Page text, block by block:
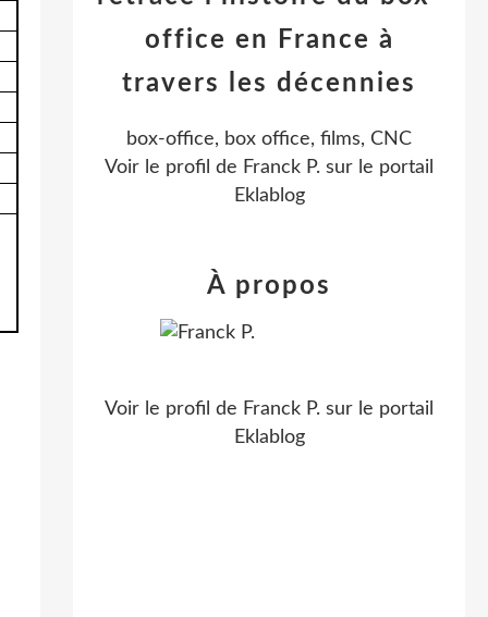
office en France à
travers les décennies
box-office, box office, films, CNC
Voir le profil de Franck P. sur le portail
Eklablog
À propos
Voir le profil de Franck P. sur le portail
Eklablog